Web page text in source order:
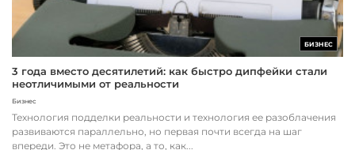
БИЗНЕС
3 года вместо десятилетий: как быстро дипфейки стали
неотличимыми от реальности
Бизнес
Технология подделки реальности и технология ее разоблачения
развиваются параллельно, но первая почти всегда на шаг
впереди. Это не метафора, а то, как...